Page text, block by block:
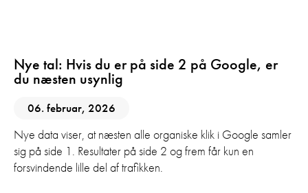
Nye tal: Hvis du er på side 2 på Google, er
du næsten usynlig
06. februar, 2026
Nye data viser, at næsten alle organiske klik i Google samler
sig på side 1. Resultater på side 2 og frem får kun en
forsvindende lille del af trafikken.